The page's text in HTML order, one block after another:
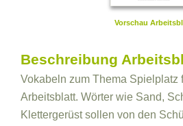
Vorschau
Beschreibung
Vokabeln zum Thema Spielplatz
Arbeitsblatt. Wörter wie Sand,
Klettergerüst sollen von den